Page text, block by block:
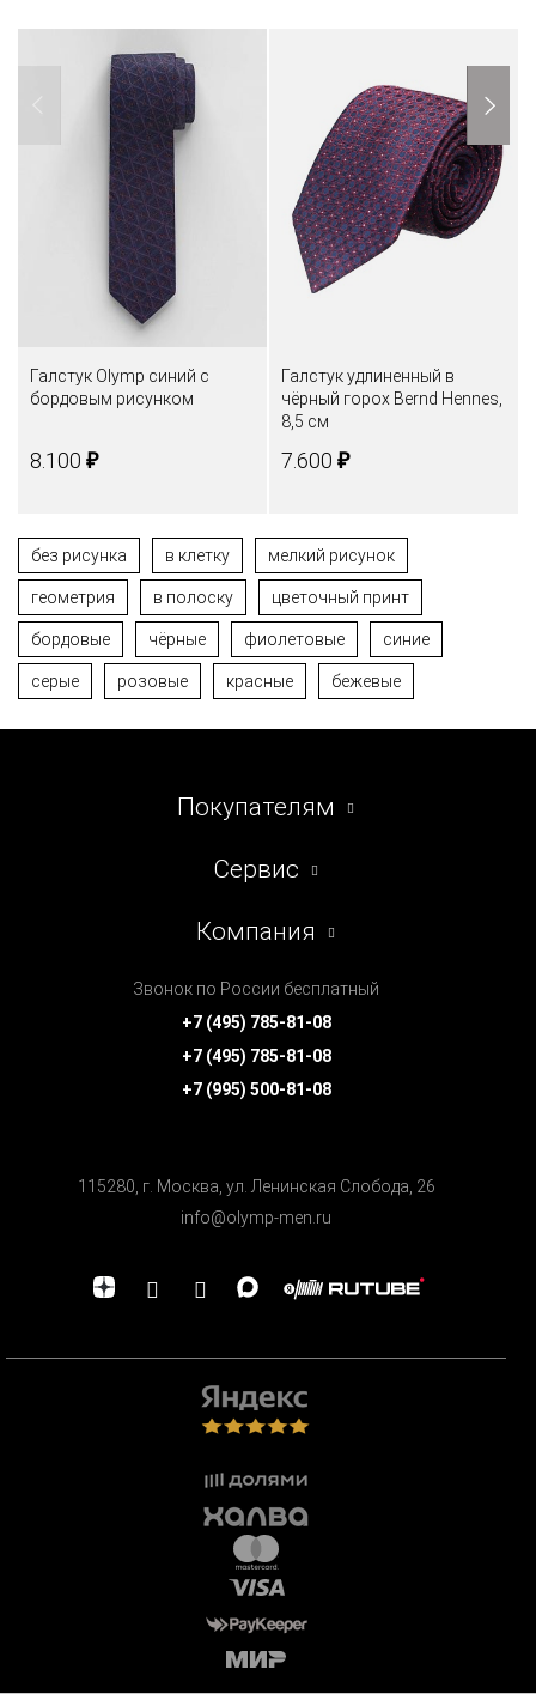
Галстук Olymp синий с
бордовым рисунком
8.100 ₽
Галстук удлиненный в
чёрный горох Bernd Hennes,
8,5 см
7.600 ₽
без рисунка в клетку мелкий рисунок
геометрия в полоску цветочный принт
бордовые чёрные фиолетовые синие
серые розовые красные бежевые
Покупателям
Сервис
Компания
Звонок по России бесплатный
+7 (495) 785-81-08
+7 (495) 785-81-08
+7 (995) 500-81-08
115280, г. Москва, ул. Ленинская Cлобода, 26
info@olymp-men.ru